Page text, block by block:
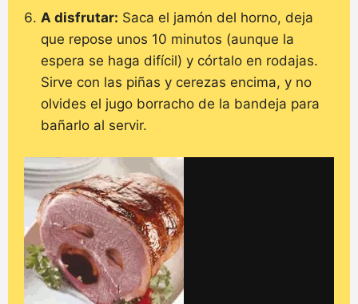
A disfrutar: Saca el jamón del horno, deja
que repose unos 10 minutos (aunque la
espera se haga difícil) y córtalo en rodajas.
Sirve con las piñas y cerezas encima, y no
olvides el jugo borracho de la bandeja para
bañarlo al servir.